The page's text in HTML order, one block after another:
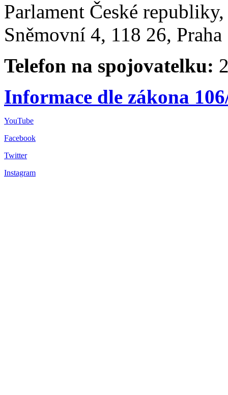
Parlament České
Sněmovní 4, 118 26,
Telefon na spojovatelku:
Informace dle zákona
YouTube
Facebook
Twitter
Instagram